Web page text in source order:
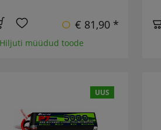
€ 81,90 *
müüdud toode
UUS